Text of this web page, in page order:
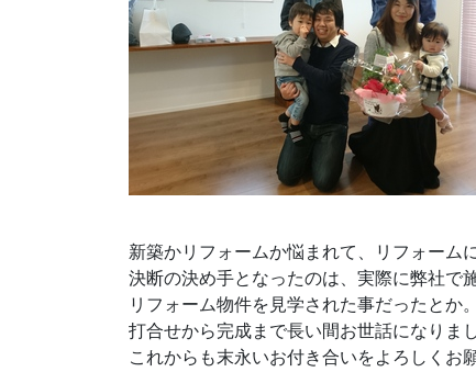
新築かリフォームか悩まれて、リフォーム
決断の決め手となったのは、実際に弊社で
リフォーム物件を見学された事だったとか。
打合せから完成まで長い間お世話になりまし
これからも末永いお付き合いをよろしくお